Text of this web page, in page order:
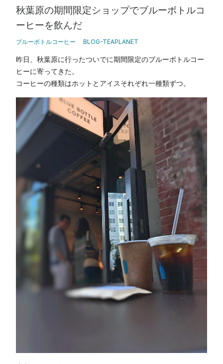
秋葉原の期間限定ショップでブルーボトルコ
ーヒーを飲んだ
ブルーボトルコーヒー BLOG-TEAPLANET
昨日、秋葉原に行ったついでに期間限定のブルーボトルコー
ヒーに寄ってきた。
コーヒーの種類はホットとアイスそれぞれ一種類ずつ。